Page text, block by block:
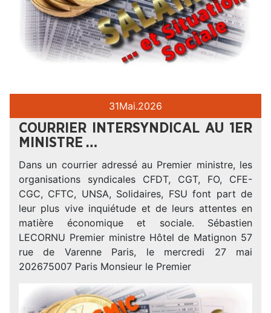
31Mai.2026
COURRIER INTERSYNDICAL AU 1ER
MINISTRE …
Dans un courrier adressé au Premier ministre, les
organisations syndicales CFDT, CGT, FO, CFE-
CGC, CFTC, UNSA, Solidaires, FSU font part de
leur plus vive inquiétude et de leurs attentes en
matière économique et sociale. Sébastien
LECORNU Premier ministre Hôtel de Matignon 57
rue de Varenne Paris, le mercredi 27 mai
202675007 Paris Monsieur le Premier